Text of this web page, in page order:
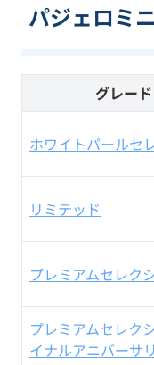
パジェロミ
グレード
ホワイトパールセ
リミテッド
プレミアムセレク
プレミアムセレク
イナルアニバーサ